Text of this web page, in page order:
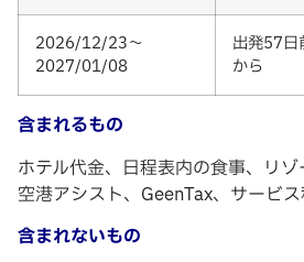
2026/12/23～
2027/01/08
出発57日
から
含まれるもの
ホテル代金、日程表内の食事、リゾ
空港アシスト、GeenTax、サービ
含まれないもの